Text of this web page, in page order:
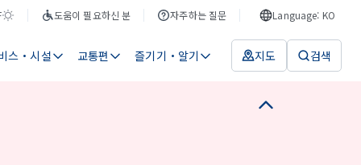
도움이 필요하신 분 자주하는 질문 Language: KO
스・시설 교통편 즐기기・알기 지도 검색